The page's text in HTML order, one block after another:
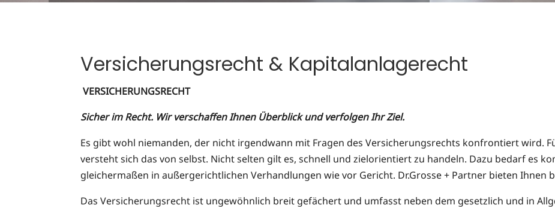
Versicherungsrecht & Kapitalanlagerecht
VERSICHERUNGSRECHT
Sicher im Recht. Wir verschaffen Ihnen Überblick und verfolgen Ihr Ziel.
Es gibt wohl niemanden, der nicht irgendwann mit Fragen des Versicherungsrechts konfrontiert wird.
versteht sich das von selbst. Nicht selten gilt es, schnell und zielorientiert zu handeln. Dazu bedarf es
gleichermaßen in außergerichtlichen Verhandlungen wie vor Gericht. Dr.Grosse + Partner bieten Ihnen
Das Versicherungsrecht ist ungewöhnlich breit gefächert und umfasst neben dem gesetzlich und in